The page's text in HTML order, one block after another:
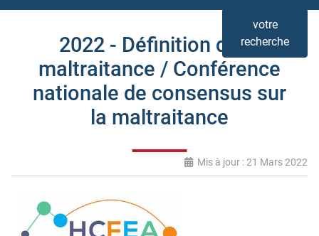
votre
recherche
2022 - Définition de la
maltraitance / Conférence
nationale de consensus sur
la maltraitance
Mis à jour : 21 Mars 2022